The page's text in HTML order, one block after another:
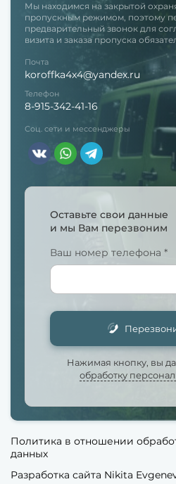
Мы находимся на закрытой
пропускным режимом, поэтому
предварительный звонок для
визита и заказа пропуска
Почта
koroffka4x4@yandex.ru
Телефон
8-915-342-41-16
Соц. сети и мессенджеры
Оставьте свои данные
и мы Вам перезвоним
Ваш номер телефона *
Нажимая кнопку, вы
обработку
Политика в отношении
данных
Разработка сайта Nikita